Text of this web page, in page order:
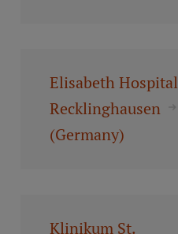
Vēsture un tradīcijas
Identitāte
Muzeji un ekspozīcijas
Elisabeth Hospital
Recklinghausen
(Germany)
Klinikum St.